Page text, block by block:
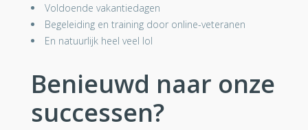
Voldoende vakantiedagen
Begeleiding en training door online-veteranen
En natuurlijk heel veel lol
Benieuwd naar onze
successen?